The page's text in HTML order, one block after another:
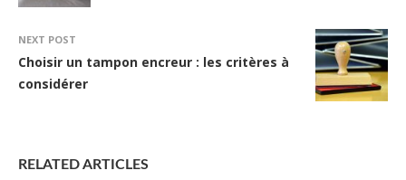
NEXT POST
Choisir un tampon encreur : les critères à
considérer
RELATED ARTICLES